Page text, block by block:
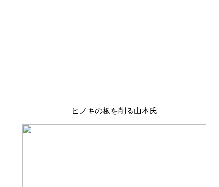
ヒノキの板を削る山本氏